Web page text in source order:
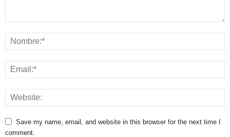
Save my name, email, and website in this browser for the next time I
comment.